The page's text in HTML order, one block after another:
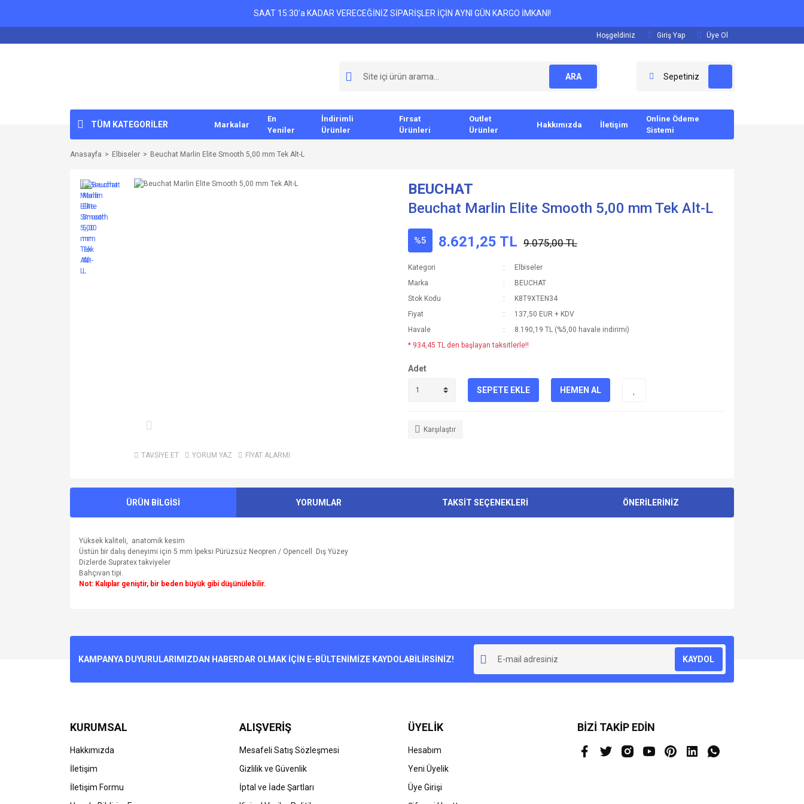
SAAT 15:30'a KADAR VERECEĞİNİZ SİPARİŞLER İÇİN AYNI GÜN KARGO İMKANI!
Hoşgeldiniz Giriş Yap Üye Ol
ARA Sepetiniz
TÜM KATEGORİLER Markalar
En
Yeniler
İndirimli
Ürünler
Fırsat
Ürünleri
Outlet
Ürünler
Hakkımızda İletişim
Online Ödeme
Sistemi
Anasayfa Elbiseler Beuchat Marlin Elite Smooth 5,00 mm Tek Alt-L
TAVSİYE ET YORUM YAZ FİYAT ALARMI
BEUCHAT
Beuchat Marlin Elite Smooth 5,00 mm Tek Alt-L
%5 8.621,25 TL 9.075,00 TL
Kategori
Elbiseler
Marka
BEUCHAT
Stok Kodu
K8T9XTEN34
Fiyat
137,50 EUR + KDV
Havale
8.190,19 TL (%5,00 havale indirimi)
* 934,45 TL den başlayan taksitlerle!!
Adet
SEPETE EKLE HEMEN AL
Karşılaştır
ÜRÜN BİLGİSİ YORUMLAR TAKSİT SEÇENEKLERİ ÖNERİLERİNİZ
Yüksek kaliteli, anatomik kesim
Üstün bir dalış deneyimi için 5 mm İpeksi Pürüzsüz Neopren / Opencell Dış Yüzey
Dizlerde Supratex takviyeler
Bahçıvan tipi.
Not: Kalıplar geniştir, bir beden büyük gibi düşünülebilir.
Ürün resmi kalitesiz, bozuk veya görüntülenemiyor.
Bu ürüne benzer farklı alternatifler olmalı.
Gönder
KAMPANYA DUYURULARIMIZDAN HABERDAR OLMAK İÇİN E-BÜLTENİMİZE KAYDOLABİLİRSİNİZ! KAYDOL
KURUMSAL
Hakkımızda
İletişim
İletişim Formu
ALIŞVERİŞ
Mesafeli Satış Sözleşmesi
Gizlilik ve Güvenlik
İptal ve İade Şartları
ÜYELİK
Hesabım
Yeni Üyelik
Üye Girişi
BİZİ TAKİP EDİN